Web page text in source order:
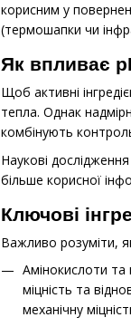
корисним у
(термошапки чи
Як впливає
Щоб активні
тепла. Однак
комбінують
Наукові
більше корисної
Ключові
Важливо розуміти,
Амінокислоти та
міцність та
механічну